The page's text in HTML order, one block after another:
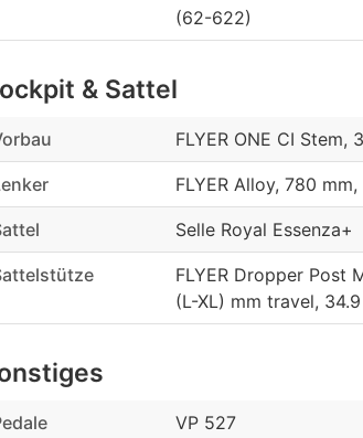
(62-622)
& Sattel
FLYER ONE CI Stem,
FLYER Alloy, 780 mm,
Selle Royal Essenza+
FLYER Dropper Post
(L-XL) mm travel,
VP 527